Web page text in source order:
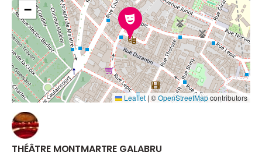
−
Leaflet | ©OpenStreetMapcontributors
THÉÂTRE MONTMARTRE GALABRU